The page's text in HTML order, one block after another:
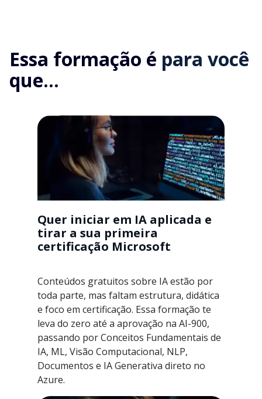
Essa formação é para você
que...
Quer iniciar em IA aplicada e
tirar a sua primeira
certificação Microsoft
Conteúdos gratuitos sobre IA estão por
toda parte, mas faltam estrutura, didática
e foco em certificação. Essa formação te
leva do zero até a aprovação na AI-900,
passando por Conceitos Fundamentais de
IA, ML, Visão Computacional, NLP,
Documentos e IA Generativa direto no
Azure.